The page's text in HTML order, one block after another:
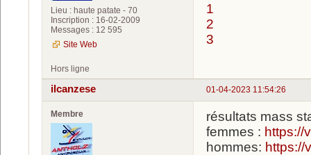
Lieu : haute patate - 70
Inscription : 16-02-2009
Messages : 12 595
Site Web
1
2
3
Hors ligne
01-04-2023 11:54:26
ilcanzese
Membre
résultats mass
femmes : https://
hommes: https://